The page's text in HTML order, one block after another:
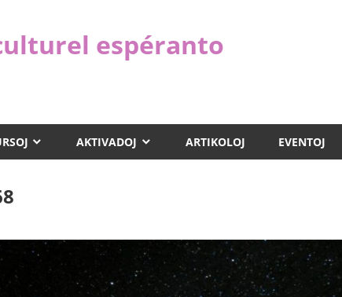
espéranto
AKTIVADOJ ARTIKOLOJ EVENTOJ